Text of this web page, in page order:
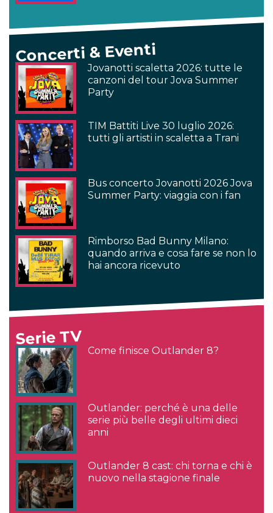
Concerti & Eventi
Jovanotti scaletta 2026: tutte le
canzoni del tour Jova Summer
Party
TIM Battiti Live 30 luglio 2026:
tutti gli artisti in scaletta a Trani
Bus concerto Jovanotti 2026 Jova
Summer Party: viaggia con i fan
Rimborso Bad Bunny Milano:
quando arriva e cosa fare se non lo
hai ancora ricevuto
Serie TV
Come finisce Outlander 8?
Outlander: perché è una delle
serie più belle degli ultimi dieci
anni
Outlander 8 cast: chi torna e chi è
nuovo nella stagione finale